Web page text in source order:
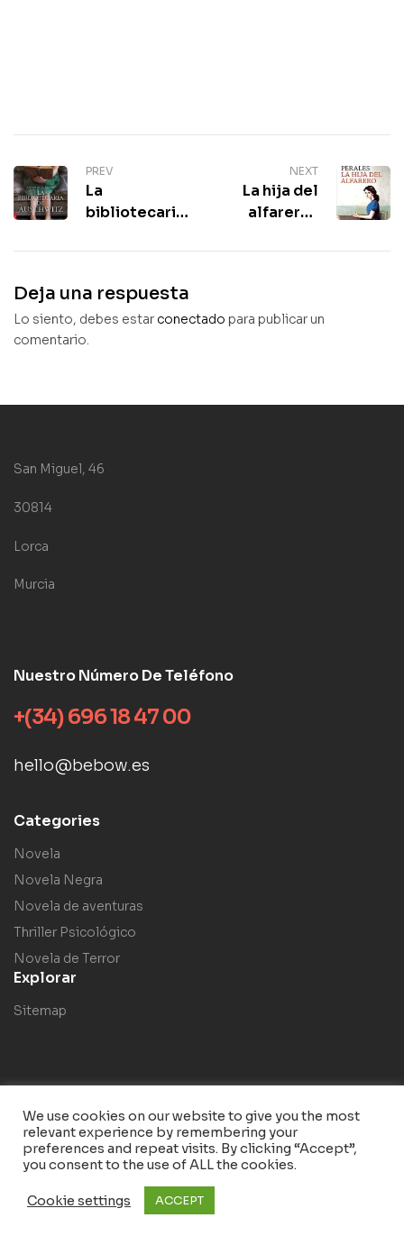
PREV
La
bibliotecaria
| Antonio
NEXT
La hija del
alfarero |
Perales |
Deja una respuesta
Lo siento, debes estar conectado para publicar un
comentario.
San Miguel, 46
30814
Lorca
Murcia
Nuestro Número De Teléfono
+(34) 696 18 47 00
hello@bebow.es
Categories
Novela
Novela Negra
Novela de aventuras
Thriller Psicológico
Novela de Terror
Explorar
Sitemap
Copyright © 2023Bebow. Todos los derechos reservados.
We use cookies on our website to give you the most
relevant experience by remembering your
preferences and repeat visits. By clicking “Accept”,
you consent to the use of ALL the cookies.
Cookie settings ACCEPT